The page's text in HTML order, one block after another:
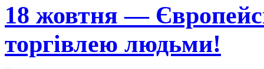
18 жовтня —
торгівлею людьми!